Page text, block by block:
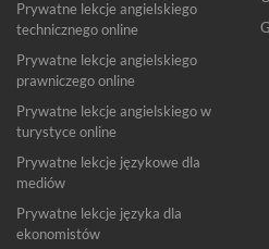
Prywatne lekcje angielskiego
technicznego online
Prywatne lekcje angielskiego
prawniczego online
Prywatne lekcje angielskiego w
turystyce online
Prywatne lekcje językowe dla
mediów
Prywatne lekcje języka dla
ekonomistów